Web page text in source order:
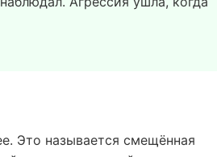
Это называется смещённая